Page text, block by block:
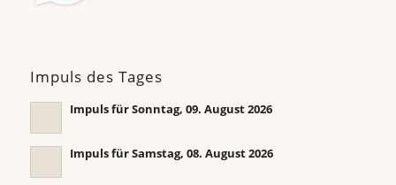
Impuls des Tages
Impuls für Sonntag, 09. August 2026
Impuls für Samstag, 08. August 2026